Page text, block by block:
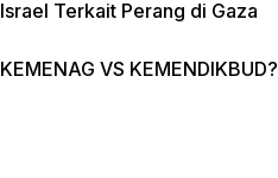
Israel Terkait Perang di Gaza
KEMENAG VS KEMENDIKBUD?